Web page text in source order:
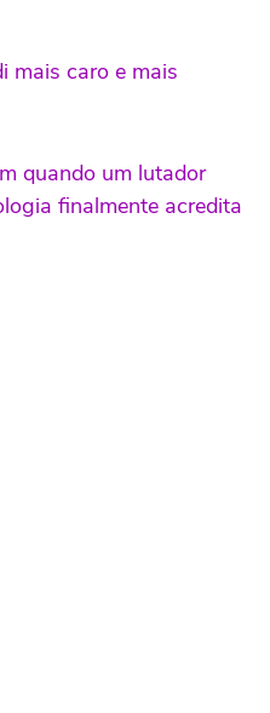
mais caro e mais
quando um lutador
finalmente acredita